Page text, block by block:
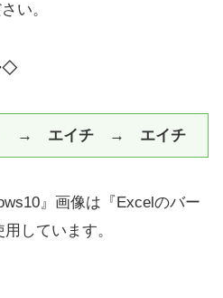
い。
◇
→ エイチ → エイチ
』画像は『Excelのバー
しています。